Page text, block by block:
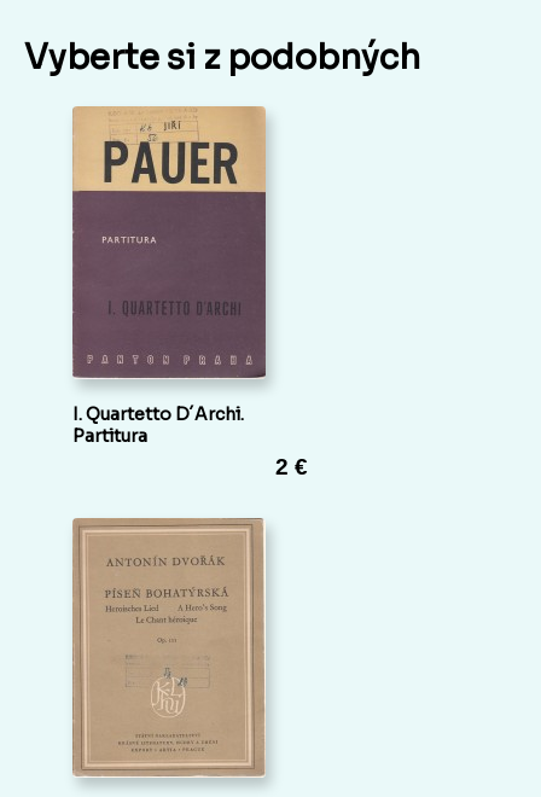
Vyberte si z podobných
I. Quartetto D´Archi.
Partitura
2 €